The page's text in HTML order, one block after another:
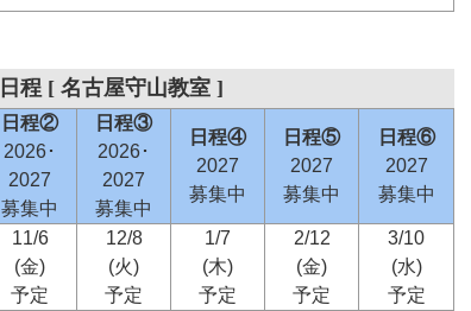
日程 [ 名古屋守山教室 ]
日程②
2026･
2027
募集中
日程③
2026･
2027
募集中
日程④
2027
募集中
日程⑤
2027
募集中
日程⑥
2027
募集中
11/6
(金)
予定
12/8
(火)
予定
1/7
(木)
予定
2/12
(金)
予定
3/10
(水)
予定